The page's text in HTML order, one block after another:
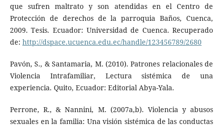
que sufren maltrato y son atendidas en el Centro de
Protección de derechos de la parroquia Baños, Cuenca,
2009. Tesis. Ecuador: Universidad de Cuenca. Recuperado
de: http://dspace.ucuenca.edu.ec/handle/123456789/2680
Pavón, S., & Santamaria, M. (2010). Patrones relacionales de
Violencia Intrafamiliar, Lectura sistémica de una
experiencia. Quito, Ecuador: Editorial Abya-Yala.
Perrone, R., & Nannini, M. (2007a,b). Violencia y abusos
sexuales en la familia: Una visión sistémica de las conductas